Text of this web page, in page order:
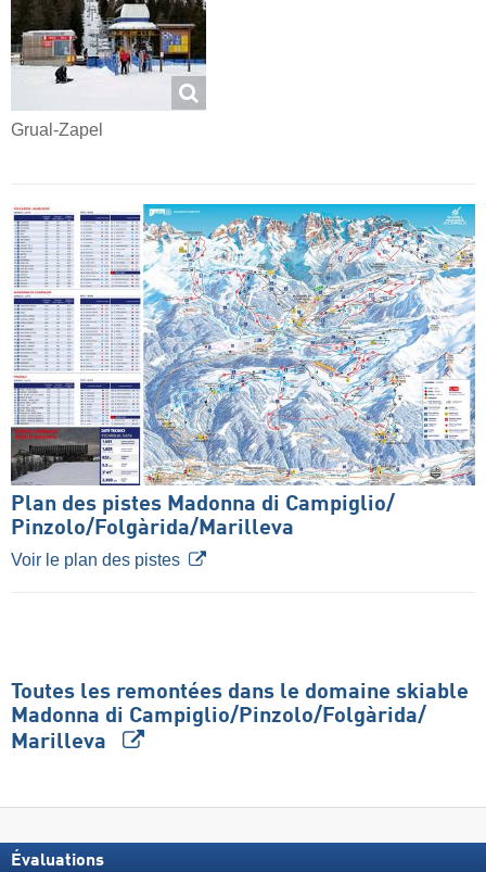
Grual-Zapel
Plan des pistes Madonna di Campiglio/​
Pinzolo/​Folgàrida/​Marilleva
Voir le plan des pistes
Toutes les remontées dans le domaine skiable
Madonna di Campiglio/​Pinzolo/​Folgàrida/​
Marilleva
Évaluations